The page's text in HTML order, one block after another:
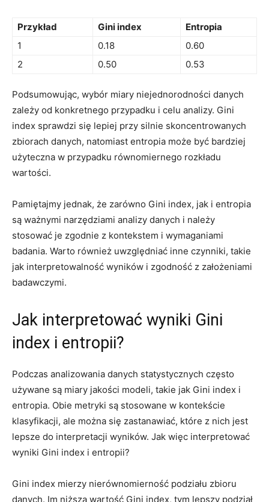
Przykład Gini index
Entropia
1
0.18
0.60
2
0.50 0.53
Podsumowując, wybór miary niejednorodności danych
zależy od konkretnego przypadku i celu analizy. Gini
index sprawdzi się lepiej przy silnie skoncentrowanych
zbiorach‌ danych, natomiast entropia ⁣może być bardziej ​
użyteczna w przypadku równomiernego⁣ rozkładu
wartości.
Pamiętajmy jednak, że zarówno Gini index, jak i entropia
są ważnymi narzędziami analizy danych ⁤i należy
stosować je zgodnie z kontekstem i wymaganiami
badania. Warto również uwzględniać inne czynniki, takie
jak interpretowalność wyników i zgodność z założeniami
badawczymi.
Jak interpretować wyniki Gini
index i entropii?
Podczas analizowania danych statystycznych często
używane są ⁢miary jakości modeli, takie jak Gini index​ i
entropia. Obie metryki są stosowane w kontekście
klasyfikacji, ale można się zastanawiać,⁣ które z nich‍ jest
lepsze⁤ do interpretacji⁣ wyników. Jak więc interpretować
wyniki‌ Gini index i entropii?
Gini index mierzy nierównomierność podziału zbioru
danych. Im niższa wartość Gini index, tym lepszy podział